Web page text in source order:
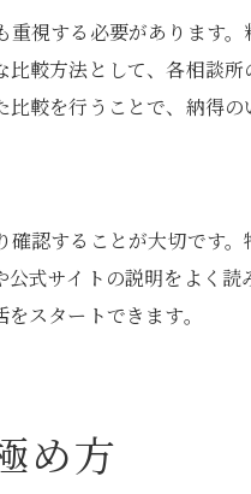
視する必要があります
較方法として、各相談
較を行うことで、納得の
認することが大切です
式サイトの説明をよく
スタートできます。
め方